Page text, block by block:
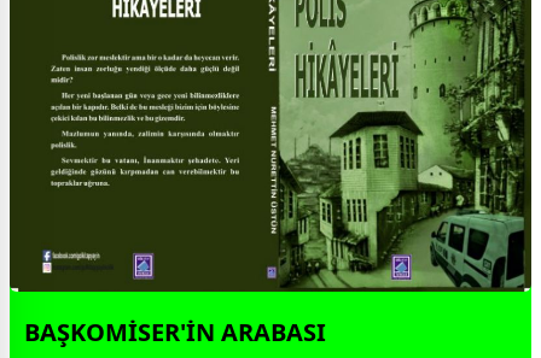
BAŞKOMİSER'İN ARABASI